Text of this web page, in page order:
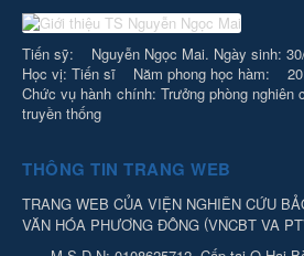
Tiến sỹ: Nguyễn Ngọc Mai. Ngày sinh:
Học vị: Tiến sĩ Năm phong học hàm:
Chức vụ hành chính: Trưởng phòng
truyền thống
THÔNG TIN TRANG WEB
TRANG WEB CỦA VIỆN NGHIÊN CỨU
VĂN HÓA PHƯƠNG ĐÔNG (VNCBT VA